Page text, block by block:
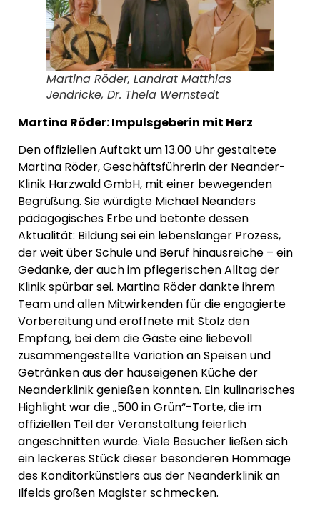
Martina Röder, Landrat Matthias
Jendricke, Dr. Thela Wernstedt
Martina Röder: Impulsgeberin mit Herz
Den offiziellen Auftakt um 13.00 Uhr gestaltete
Martina Röder, Geschäftsführerin der Neander-
Klinik Harzwald GmbH, mit einer bewegenden
Begrüßung. Sie würdigte Michael Neanders
pädagogisches Erbe und betonte dessen
Aktualität: Bildung sei ein lebenslanger Prozess,
der weit über Schule und Beruf hinausreiche – ein
Gedanke, der auch im pflegerischen Alltag der
Klinik spürbar sei. Martina Röder dankte ihrem
Team und allen Mitwirkenden für die engagierte
Vorbereitung und eröffnete mit Stolz den
Empfang, bei dem die Gäste eine liebevoll
zusammengestellte Variation an Speisen und
Getränken aus der hauseigenen Küche der
Neanderklinik genießen konnten. Ein kulinarisches
Highlight war die „500 in Grün“-Torte, die im
offiziellen Teil der Veranstaltung feierlich
angeschnitten wurde. Viele Besucher ließen sich
ein leckeres Stück dieser besonderen Hommage
des Konditorkünstlers aus der Neanderklinik an
Ilfelds großen Magister schmecken.